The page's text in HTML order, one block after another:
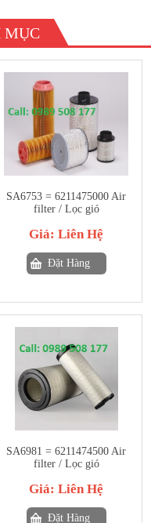
MỤC
SA6753 = 6211475000 Air
filter / Lọc gió
Giá: Liên Hệ
Đặt Hàng
SA6981 = 6211474500 Air
filter / Lọc gió
Giá: Liên Hệ
Đặt Hàng